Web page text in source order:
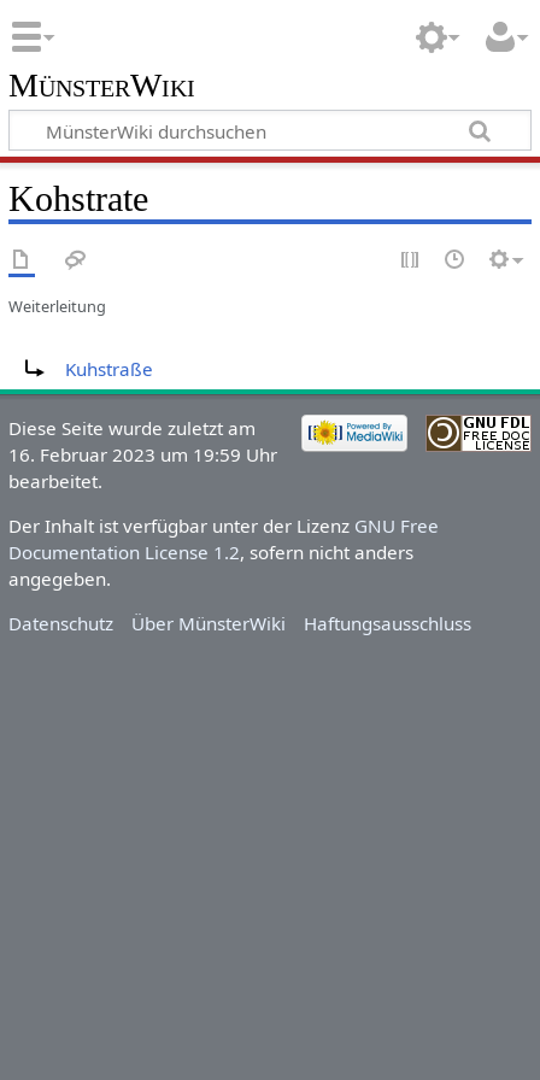
MünsterWiki
Kohstrate
Weiterleitung
Kuhstraße
Diese Seite wurde zuletzt am
16. Februar 2023 um 19:59 Uhr
bearbeitet.
Der Inhalt ist verfügbar unter der Lizenz GNU Free
Documentation License 1.2, sofern nicht anders
angegeben.
Datenschutz
Über MünsterWiki Haftungsausschluss